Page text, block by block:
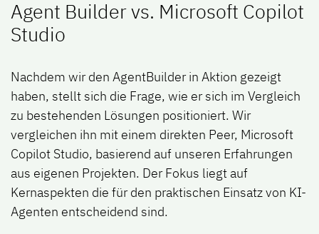
Agent Builder vs. Microsoft Copilot
Studio
Nachdem wir den AgentBuilder in Aktion gezeigt
haben, stellt sich die Frage, wie er sich im Vergleich
zu bestehenden Lösungen positioniert. Wir
vergleichen ihn mit einem direkten Peer, Microsoft
Copilot Studio, basierend auf unseren Erfahrungen
aus eigenen Projekten. Der Fokus liegt auf
Kernaspekten die für den praktischen Einsatz von KI-
Agenten entscheidend sind.